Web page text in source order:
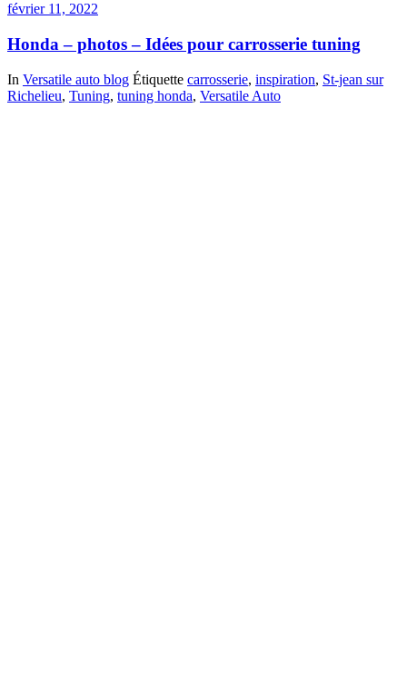
février 11, 2022
Honda – photos – Idées pour carrosserie tuning
In Versatile auto blog Étiquette carrosserie, inspiration, St-jean sur
Richelieu, Tuning, tuning honda, Versatile Auto